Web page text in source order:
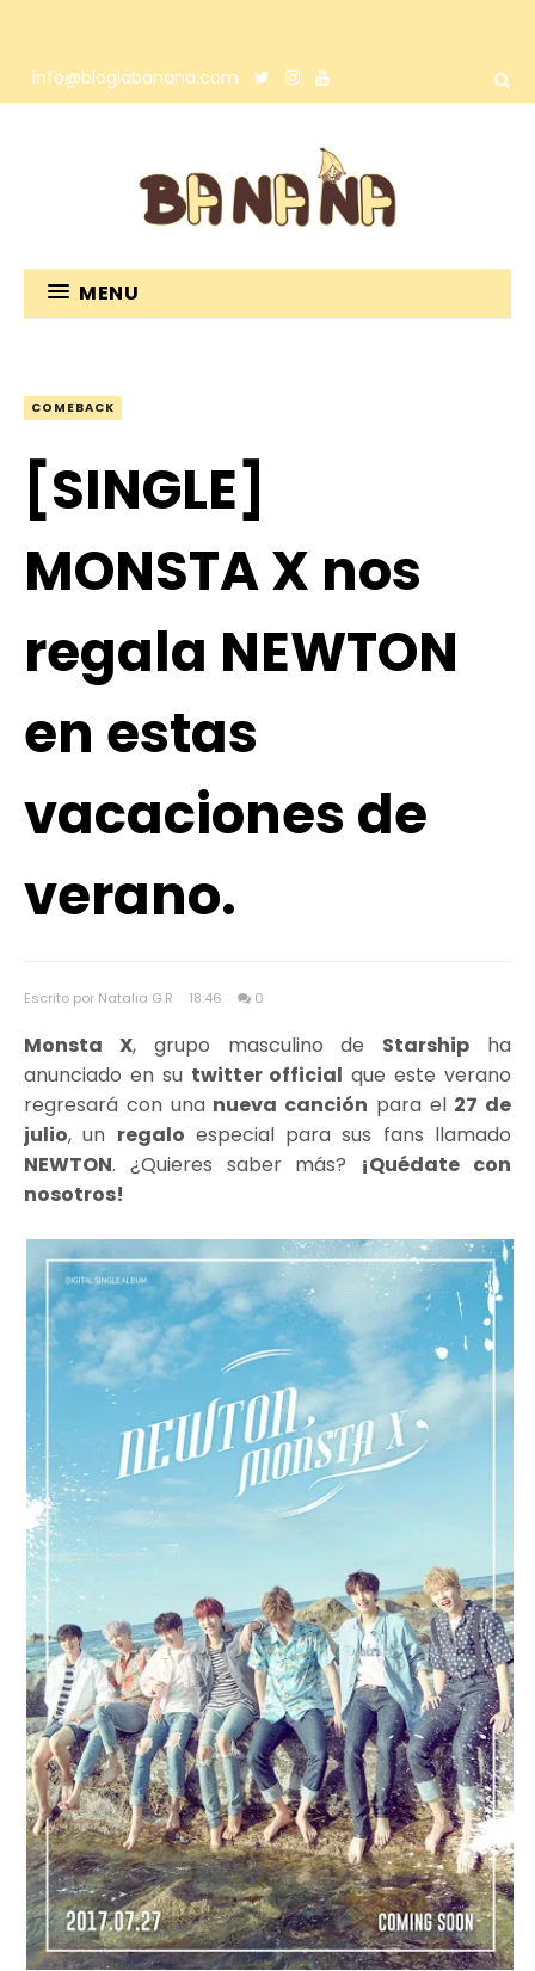
info@bloglabanana.com
MENU
COMEBACK
[SINGLE]
MONSTA X nos
regala NEWTON
en estas
vacaciones de
verano.
Escrito por Natalia G.R 18:46 0
Monsta X, grupo masculino de Starship ha
anunciado en su twitter official que este verano
regresará con una nueva canción para el 27 de
julio, un regalo especial para sus fans llamado
NEWTON. ¿Quieres saber más? ¡Quédate con
nosotros!